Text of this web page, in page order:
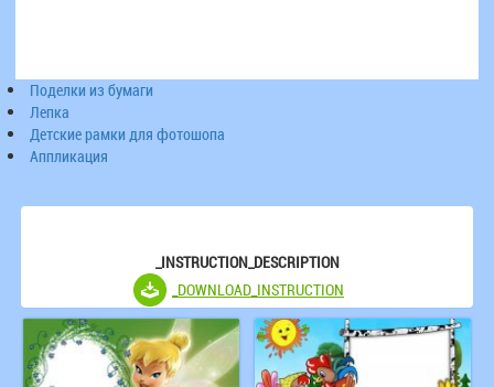
Поделки из бумаги
Лепка
Детские рамки для фотошопа
Аппликация
_INSTRUCTION_DESCRIPTION
_DOWNLOAD_INSTRUCTION